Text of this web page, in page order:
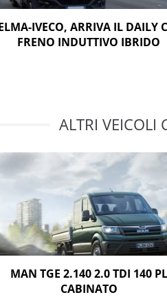
IVECO, ARRIVA IL DAILY
FRENO INDUTTIVO IBRIDO
ALTRI VEICOLI
MAN TGE 2.140 2.0 TDI 140 PL
CABINATO